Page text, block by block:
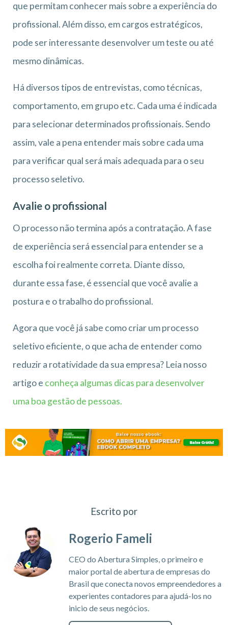
que permitam conhecer mais sobre a experiência do
profissional. Além disso, em cargos estratégicos,
pode ser interessante desenvolver um teste ou até
mesmo dinâmicas.
Há diversos tipos de entrevistas, como técnicas,
comportamento, em grupo etc. Cada uma é indicada
para selecionar determinados profissionais. Sendo
assim, vale a pena entender mais sobre cada uma
para verificar qual será mais adequada para o seu
processo seletivo.
Avalie o profissional
O processo não termina após a contratação. A fase
de experiência será essencial para entender se a
escolha foi realmente correta. Diante disso,
durante essa fase, é essencial que você avalie a
postura e o trabalho do profissional.
Agora que você já sabe como criar um processo
seletivo eficiente, o que acha de entender como
reduzir a rotatividade da sua empresa? Leia nosso
artigo e conheça algumas dicas para desenvolver
uma boa gestão de pessoas.
Escrito por
Rogerio Fameli
CEO do Abertura Simples, o primeiro e
maior portal de abertura de empresas do
Brasil que conecta novos empreendedores a
experientes contadores para ajudá-los no
inicio de seus negócios.